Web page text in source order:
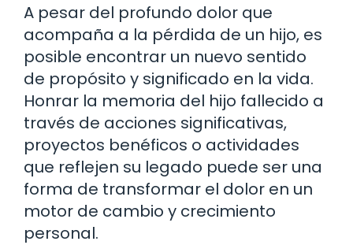
A pesar del profundo dolor que
acompaña a la pérdida de un hijo, es
posible encontrar un nuevo sentido
de propósito y significado en la vida.
Honrar la memoria del hijo fallecido a
través de acciones significativas,
proyectos benéficos o actividades
que reflejen su legado puede ser una
forma de transformar el dolor en un
motor de cambio y crecimiento
personal.